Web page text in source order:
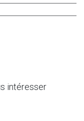
intéresser